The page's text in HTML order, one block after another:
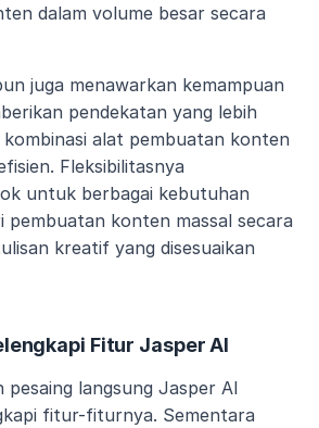
dalam volume besar secara
juga menawarkan kemampuan
pendekatan yang lebih
kombinasi alat pembuatan konten
Fleksibilitasnya
untuk berbagai kebutuhan
pembuatan konten massal secara
kreatif yang disesuaikan
Fitur Jasper AI
pesaing langsung Jasper AI
fitur-fiturnya. Sementara